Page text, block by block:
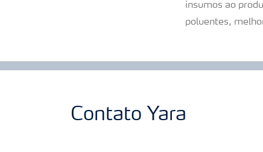
insumos ao
poluentes,
Contato Yara